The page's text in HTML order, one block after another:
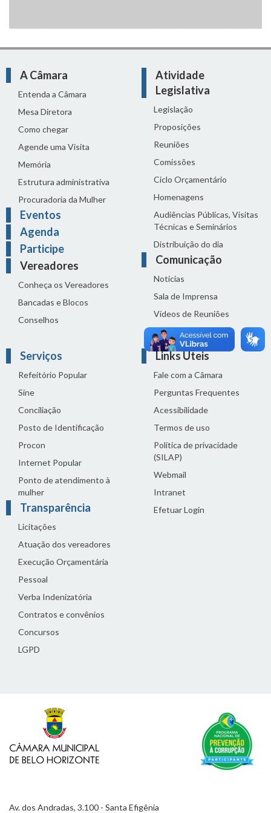
A Câmara
Entenda a Câmara
Mesa Diretora
Como chegar
Agende uma Visita
Memória
Estrutura administrativa
Procuradoria da Mulher
Eventos
Agenda
Participe
Vereadores
Conheça os Vereadores
Bancadas e Blocos
Conselhos
Atividade
Legislativa
Legislação
Proposições
Reuniões
Comissões
Ciclo Orçamentário
Homenagens
Audiências Públicas, Visitas
Técnicas e Seminários
Distribuição do dia
Comunicação
Notícias
Sala de Imprensa
Vídeos de Reuniões
Solenidades
Serviços
Refeitório Popular
Sine
Conciliação
Posto de Identificação
Procon
Internet Popular
Ponto de atendimento à
mulher
Transparência
Licitações
Atuação dos vereadores
Execução Orçamentária
Pessoal
Verba Indenizatória
Contratos e convênios
Concursos
LGPD
Links Úteis
Fale com a Câmara
Perguntas Frequentes
Acessibilidade
Termos de uso
Política de privacidade
(SILAP)
Webmail
Intranet
Efetuar Login
Av. dos Andradas, 3.100 - Santa Efigênia